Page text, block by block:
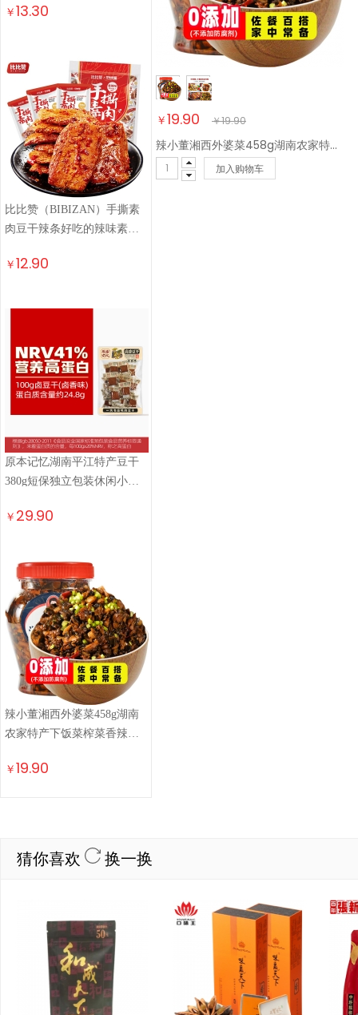
￥13.30
比比赞（BIBIZAN）手撕素
肉豆干辣条好吃的辣味素肉
【香辣味】240g
￥12.90
原本记忆湖南平江特产豆干
380g短保独立包装休闲小零
￥ 29.90
辣小董湘西外婆菜458g湖南
农家特产下饭菜榨菜香辣酱
￥19.90
￥19.90 ￥19.90
辣小董湘西外婆菜458g湖南农家特产下饭菜榨菜香辣酱腌菜咸菜萝卜干早餐
加入购物车
猜你喜欢 换一换